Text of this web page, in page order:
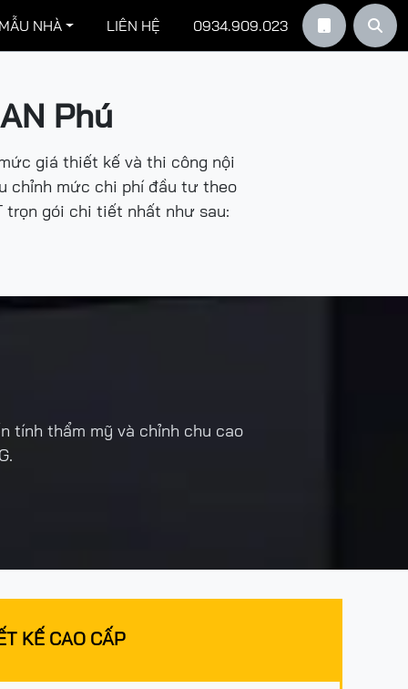
NHÀ LIÊN HỆ 0934.909.023 
Phú
giá thiết kế và thi công nội
chỉnh mức chi phí đầu tư theo
trọn gói chi tiết nhất như sau:
tính thẩm mỹ và chỉnh chu cao
KẾ CAO CẤP